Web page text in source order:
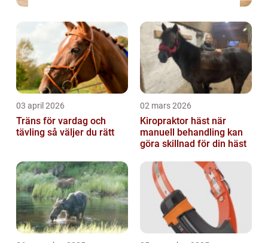
03 april 2026
Träns för vardag och
tävling så väljer du rätt
02 mars 2026
Kiropraktor häst när
manuell behandling kan
göra skillnad för din häst